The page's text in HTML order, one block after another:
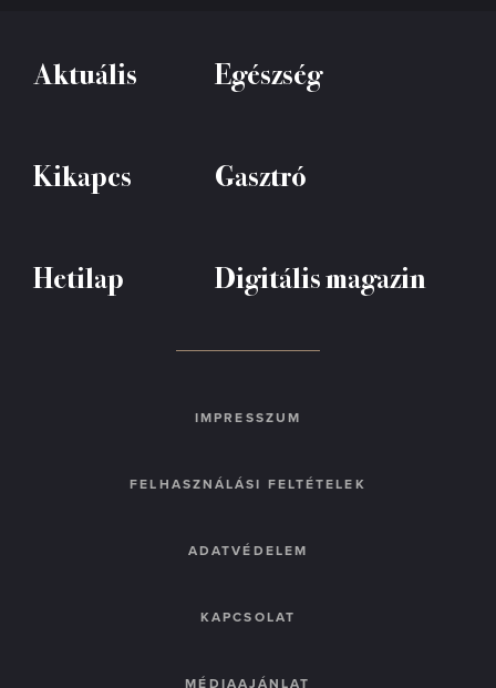
Aktuális Egészség
Kikapcs Gasztró
Hetilap Digitális magazin
IMPRESSZUM
FELHASZNÁLÁSI FELTÉTELEK
ADATVÉDELEM
KAPCSOLAT
MÉDIAAJÁNLAT